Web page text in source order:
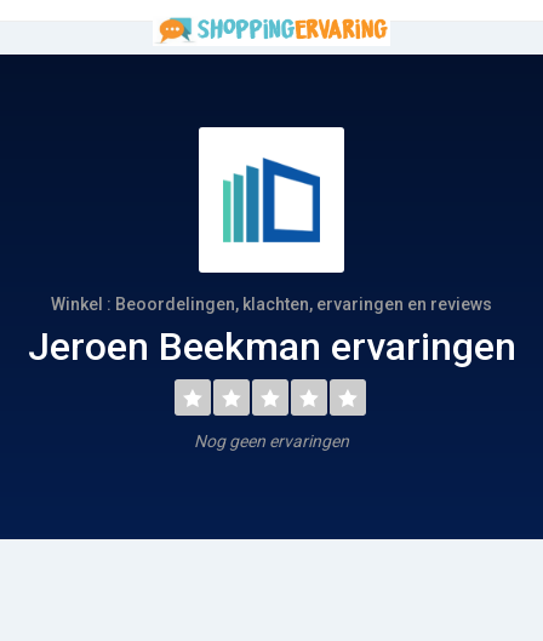
Winkel : Beoordelingen, klachten, ervaringen en reviews
Jeroen Beekman ervaringen
Nog geen ervaringen